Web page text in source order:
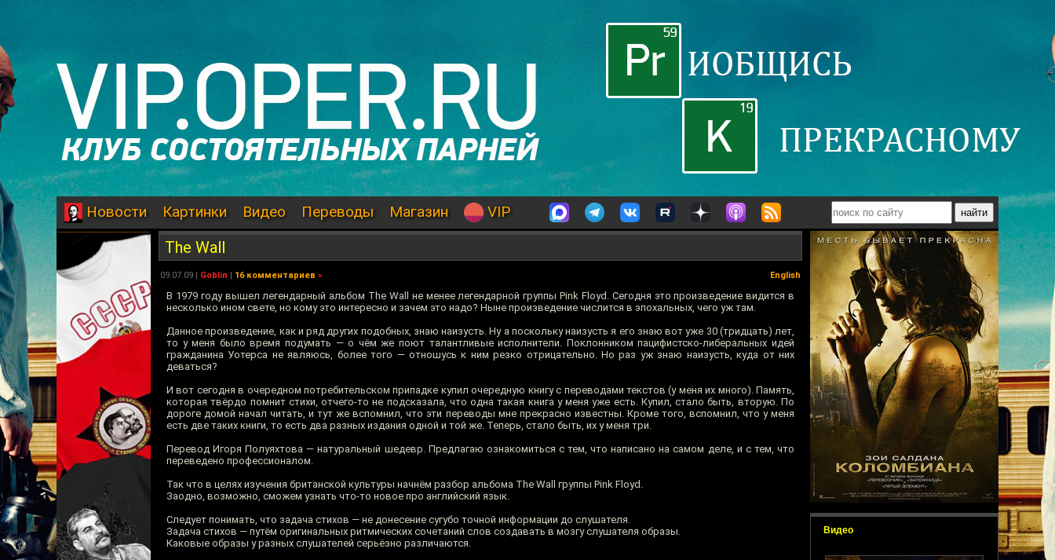
Новости Картинки Видео Переводы Магазин VIP
Видео
The Wall
09.07.09 | Goblin | 16 комментариев » English
В 1979 году вышел легендарный альбом The Wall не менее легендарной группы Pink Floyd. Сегодня это произведение видится в
несколько ином свете, но кому это интересно и зачем это надо? Ныне произведение числится в эпохальных, чего уж там.
Данное произведение, как и ряд других подобных, знаю наизусть. Ну а поскольку наизусть я его знаю вот уже 30 (тридцать) лет,
то у меня было время подумать — о чём же поют талантливые исполнители. Поклонником пацифистско-либеральных идей
гражданина Уотерса не являюсь, более того — отношусь к ним резко отрицательно. Но раз уж знаю наизусть, куда от них
деваться?
И вот сегодня в очередном потребительском припадке купил очередную книгу с переводами текстов (у меня их много). Память,
которая твёрдо помнит стихи, отчего-то не подсказала, что одна такая книга у меня уже есть. Купил, стало быть, вторую. По
дороге домой начал читать, и тут же вспомнил, что эти переводы мне прекрасно известны. Кроме того, вспомнил, что у меня
есть две таких книги, то есть два разных издания одной и той же. Теперь, стало быть, их у меня три.
Перевод Игоря Полуяхтова — натуральный шедевр. Предлагаю ознакомиться с тем, что написано на самом деле, и с тем, что
переведено профессионалом.
Так что в целях изучения британской культуры начнём разбор альбома The Wall группы Pink Floyd.
Заодно, возможно, сможем узнать что-то новое про английский язык.
Следует понимать, что задача стихов — не донесение сугубо точной информации до слушателя.
Задача стихов — путём оригинальных ритмических сочетаний слов создавать в мозгу слушателя образы.
Каковые образы у разных слушателей серьёзно различаются.